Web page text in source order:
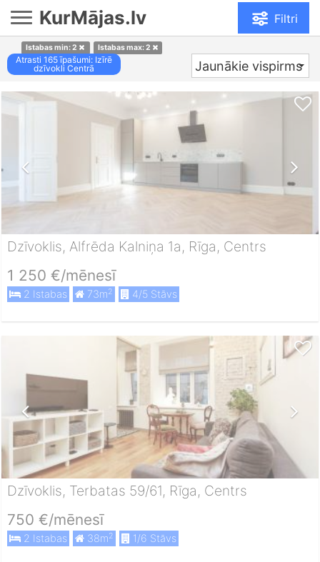
KurMājas.lv Filtri
Istabas min: 2 Istabas max: 2
Atrasti 165īpašumi: Izīrē
dzīvokli Centrā
Jaunākie vispirms
Dzīvoklis, Alfrēda Kalniņa 1a, Rīga, Centrs
1 250 €/mēnesī
2 Istabas 73m2 4/5 Stāvs
Dzīvoklis, Terbatas 59/61, Rīga, Centrs
750 €/mēnesī
2 Istabas 38m2 1/6 Stāvs